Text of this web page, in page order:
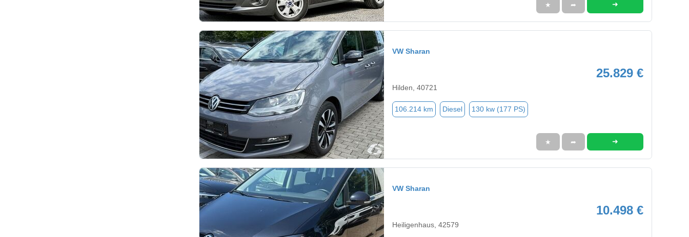
★ ➦ ➜
VW Sharan
25.829 €
Hilden, 40721
106.214 km Diesel 130 kw (177 PS)
★ ➦ ➜
VW Sharan
10.498 €
Heiligenhaus, 42579